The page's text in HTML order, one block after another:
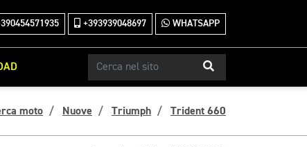
+393939048697 WHATSAPP
moto Nuove Triumph Trident 660